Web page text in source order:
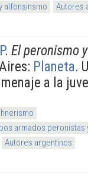
alfonsinsmo
Autores
. El peronismo
Planeta.
a la
armados
Autores argentinos